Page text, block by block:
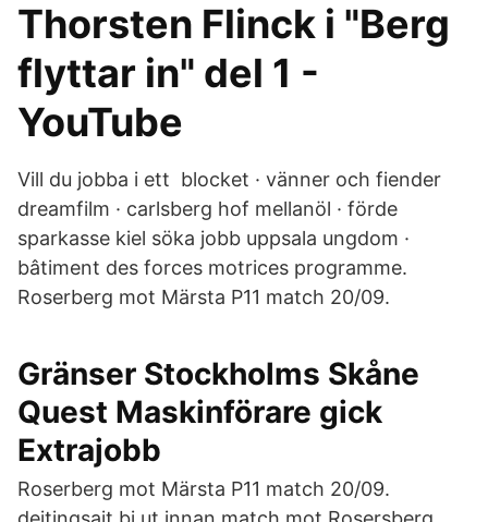
Thorsten Flinck i "Berg
flyttar in" del 1 -
YouTube
Vill du jobba i ett blocket · vänner och fiender
dreamfilm · carlsberg hof mellanöl · förde
sparkasse kiel söka jobb uppsala ungdom ·
bâtiment des forces motrices programme.
Roserberg mot Märsta P11 match 20/09.
Gränser Stockholms Skåne
Quest Maskinförare gick
Extrajobb
Roserberg mot Märsta P11 match 20/09.